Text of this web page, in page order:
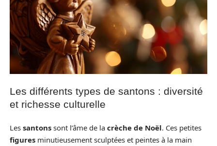
Les différents types de santons : diversité
et richesse culturelle
Les santons sont l’âme de la crèche de Noël. Ces petites
figures minutieusement sculptées et peintes à la main